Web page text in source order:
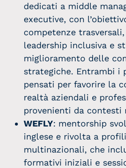
dedicati a middle
executive, con
competenze
leadership inclusiva e
miglioramento delle
strategiche. Entrambi i
pensati per favorire la
realtà aziendali e
provenienti da contesti
WEFLY: mentorship
inglese e rivolta a
multinazionali, che
formativi iniziali e